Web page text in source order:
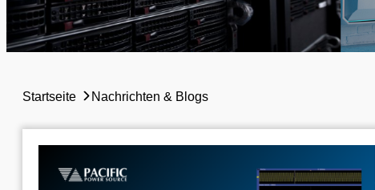
Startseite Nachrichten & Blogs